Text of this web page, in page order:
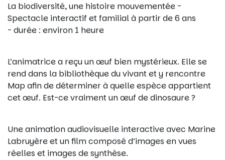
La biodiversité, une histoire mouvementée -
Spectacle interactif et familial à partir de 6 ans
- durée : environ 1 heure
L’animatrice a reçu un œuf bien mystérieux. Elle se
rend dans la bibliothèque du vivant et y rencontre
Map afin de déterminer à quelle espèce appartient
cet œuf. Est-ce vraiment un œuf de dinosaure ?
Une animation audiovisuelle interactive avec Marine
Labruyère et un film composé d’images en vues
réelles et images de synthèse.